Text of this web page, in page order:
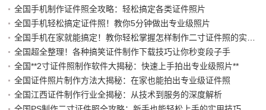
全国手机制作证件照全攻略：轻松搞定各类证件照片
全国手机轻松搞定证件照！教你5分钟做出专业级照片
全国超全整理！各种搞笑证件制作下载技巧让你秒变段子手
全国**2寸证件照制作软件大揭秘：快速上手拍出专业级照片**
全国证件照片制作方法大揭秘：在家也能拍出专业级证件照
全国江西证件制作行业全揭秘：从技术到服务的深度解析